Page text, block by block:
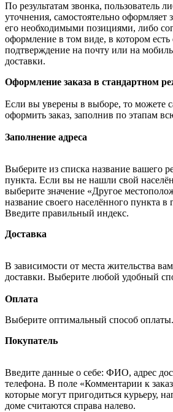
По результатам звонка, пользователь
уточнения, самостоятельно оформляет
его необходимыми позициями, либо
оформление в том виде, в котором есть
подтверждение на почту или на
доставки.
Оформление заказа в стандартном
Если вы уверены в выборе, то можете
оформить заказ, заполнив по этапам
Заполнение адреса
Выберите из списка название вашего
пункта. Если вы не нашли свой
выберите значение «Другое
название своего населённого пункта в
Введите правильный индекс.
Доставка
В зависимости от места жительства
доставки. Выберите любой удобный
Оплата
Выберите оптимальный способ оплаты.
Покупатель
Введите данные о себе: ФИО, адрес
телефона. В поле «Комментарии к
которые могут пригодиться курьеру,
доме считаются справа налево.